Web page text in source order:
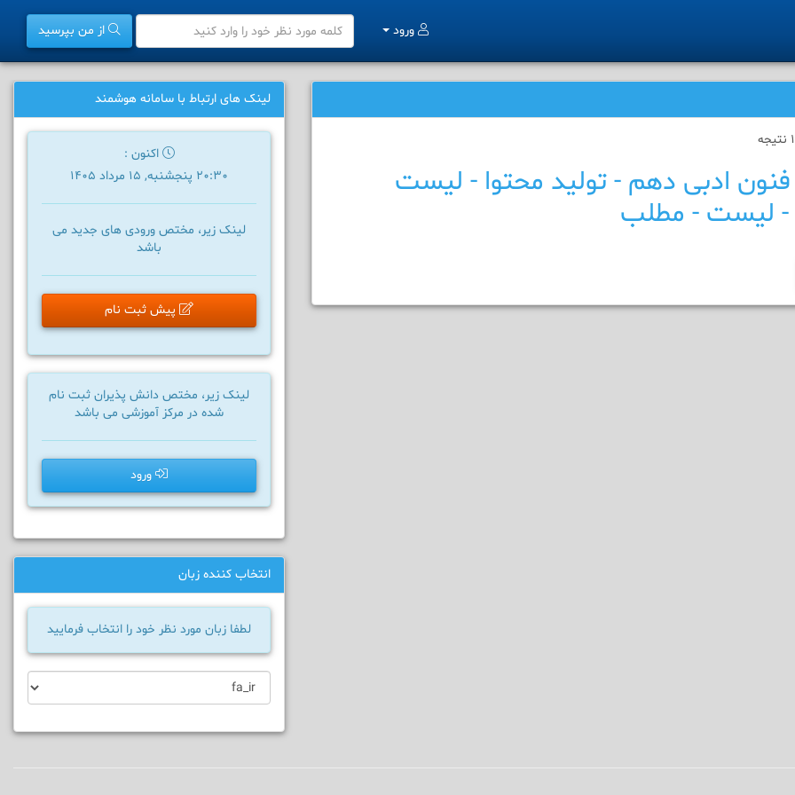
از من بپرسید ورود
ادبی دهم - تولید محتوا - لیست
- لیست - مطلب
لینک های ارتباط با سامانه هوشمند
اکنون :
20:30 پنجشنبه, 15 مرداد 1405
لینک زیر، مختص ورودی های جدید می
باشد
پیش ثبت نام
لینک زیر، مختص دانش پذیران ثبت نام
شده در مرکز آموزشی می باشد
ورود
انتخاب کننده زبان
لطفا زبان مورد نظر خود را انتخاب فرمایید